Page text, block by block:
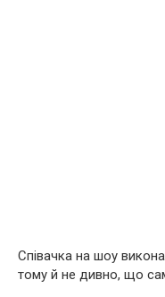
Співачка на шоу
тому й не дивно, що